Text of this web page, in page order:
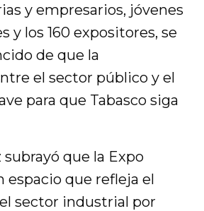
y empresarios, jóvenes
y los 160 expositores, se
de que la
el sector público y el
para que Tabasco siga
que la Expo
espacio que refleja el
sector industrial por